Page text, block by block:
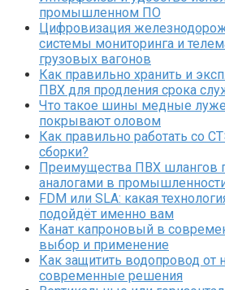
промышленном ПО
Цифровизация
системы мониторинга и
грузовых вагонов
Как правильно хранить и
ПВХ для продления срока
Что такое шины медные
покрывают оловом
Как правильно работать со
сборки?
Преимущества ПВХ шлангов
аналогами в
FDM или SLA: какая
подойдёт именно вам
Канат капроновый в
выбор и применение
Как защитить водопровод от
современные решения